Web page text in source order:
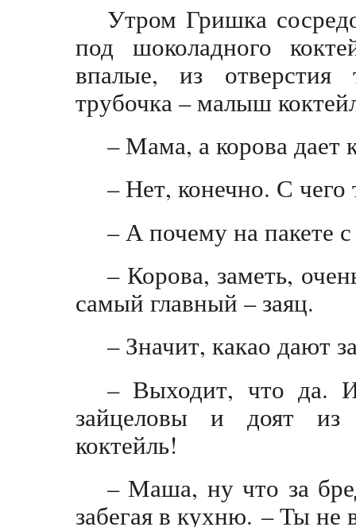
Утром Гришка
под шоколадного
впалые, из отверстия
трубочка – малыш
– Мама, а корова дает
– Нет, конечно. С чего
– А почему на пакете
– Корова, заметь,
самый главный – заяц.
– Значит, какао дают
– Выходит, что да.
зайцеловы и доят из
коктейль!
– Маша, ну что за
забегая в кухню. – Ты не